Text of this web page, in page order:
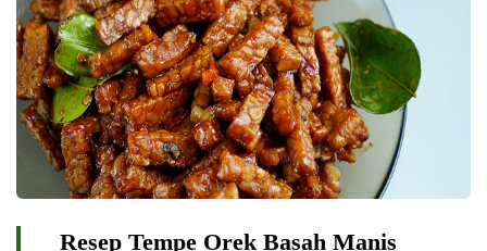
Resep Tempe Orek Basah Manis